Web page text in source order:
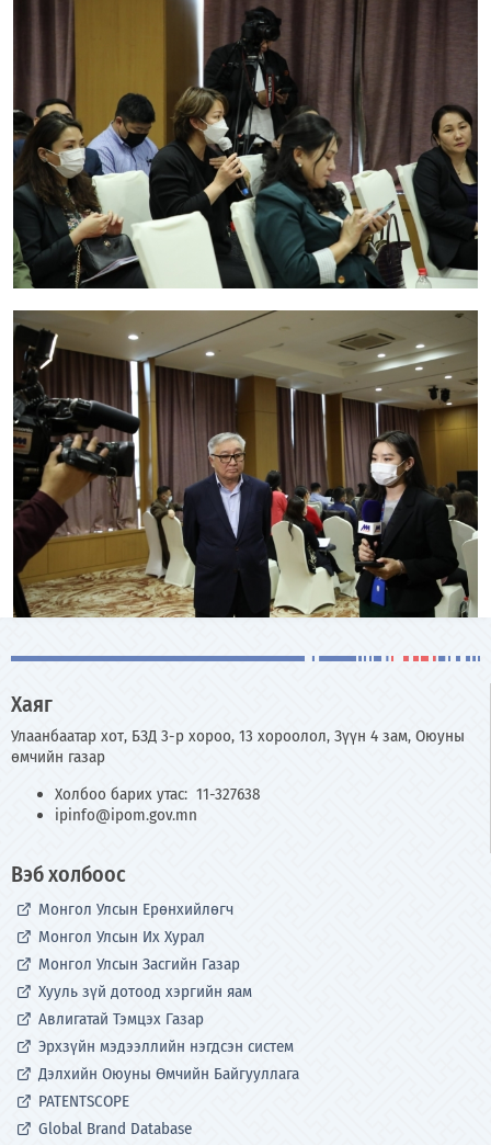
Хаяг
Улаанбаатар хот, БЗД 3-р хороо, 13 хороолол, Зүүн 4 зам, Оюуны
өмчийн газар
Холбоо барих утас: 11-327638
ipinfo@ipom.gov.mn
Вэб холбоос
Монгол Улсын Ерөнхийлөгч
Монгол Улсын Их Хурал
Монгол Улсын Засгийн Газар
Хууль зүй дотоод хэргийн яам
Авлигатай Тэмцэх Газар
Эрхзүйн мэдээллийн нэгдсэн систем
Дэлхийн Оюуны Өмчийн Байгууллага
PATENTSCOPE
Global Brand Database